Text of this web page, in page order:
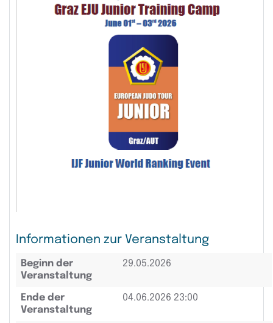
Informationen zur Veranstaltung
Beginn der
Veranstaltung
29.05.2026
Ende der
Veranstaltung
04.06.2026 23:00